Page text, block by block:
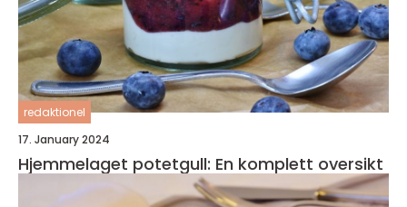
redaktionel
17. January 2024
Hjemmelaget potetgull: En komplett oversikt